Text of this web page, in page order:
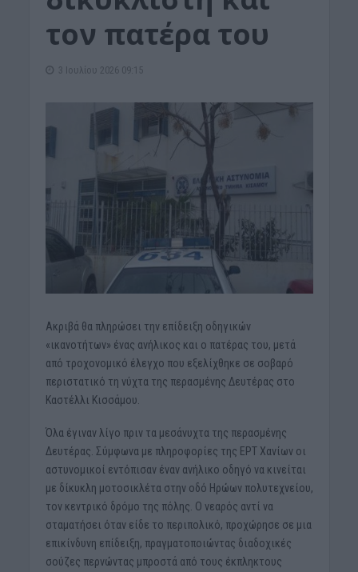
τον πατέρα του
3 Ιουλίου 2026 09:15
Ακριβά θα πληρώσει την επίδειξη οδηγικών
«ικανοτήτων» ένας ανήλικος και ο πατέρας του, μετά
από τροχονομικό έλεγχο που εξελίχθηκε σε σοβαρό
περιστατικό τη νύχτα της περασμένης Δευτέρας στο
Καστέλλι Κισσάμου.
Όλα έγιναν λίγο πριν τα μεσάνυχτα της περασμένης
Δευτέρας. Σύμφωνα με πληροφορίες της ΕΡΤ Χανίων οι
αστυνομικοί εντόπισαν έναν ανήλικο οδηγό να κινείται
με δίκυκλη μοτοσικλέτα στην οδό Ηρώων πολυτεχνείου,
τον κεντρικό δρόμο της πόλης. Ο νεαρός αντί να
σταματήσει όταν είδε το περιπολικό, προχώρησε σε μια
επικίνδυνη επίδειξη, πραγματοποιώντας διαδοχικές
σούζες περνώντας μπροστά από τους έκπληκτους